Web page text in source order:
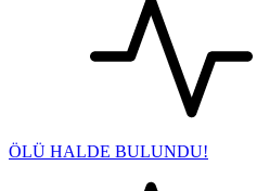
ÖLÜ HALDE BULUNDU!